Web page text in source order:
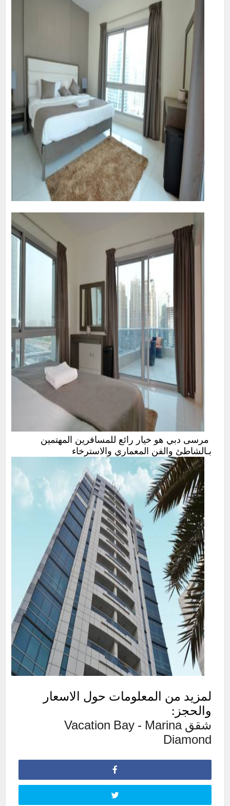
مرسى دبي‎ هو خيار رائع للمسافرين المهتمين
بـالشاطئ والفن المعماري والاسترخاء
لمزيد من المعلومات حول الاسعار
والحجز:
شقق Vacation Bay - Marina
Diamond